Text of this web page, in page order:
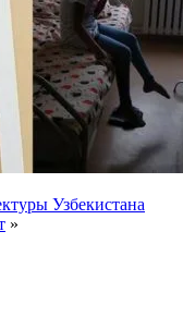
Узбекистана
»